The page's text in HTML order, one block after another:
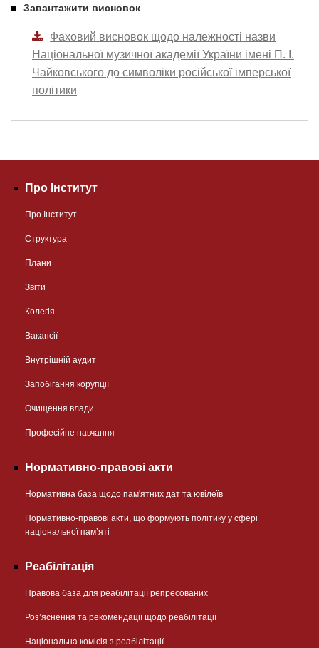
Завантажити висновок
Фаховий висновок щодо належності назви
Національної музичної академії України імені П. І.
Чайковського до символіки російської імперської
політики
Про Інститут
Про Інститут
Структура
Плани
Звіти
Колегія
Вакансії
Внутрішній аудит
Запобігання корупції
Очищення влади
Професійне навчання
Нормативно-правові акти
Нормативна база щодо пам'ятних дат та ювілеїв
Нормативно-правові акти, що формують політику у сфері
національної памʼяті
Реабілітація
Правова база для реабілітації репресованих
Розʼяснення та рекомендації щодо реабілітації
Національна комісія з реабілітації